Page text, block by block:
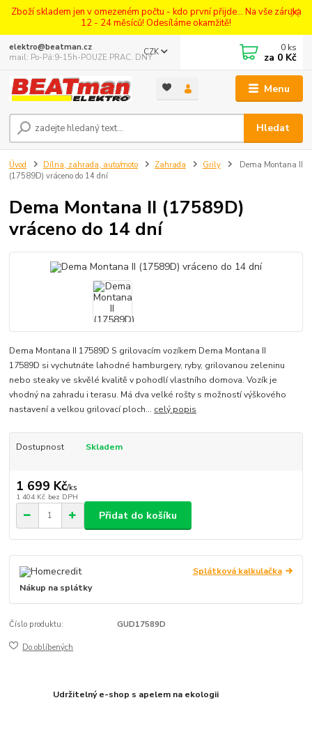
Zboží skladem jen v omezeném počtu - kdo první přijde... Na vše záruka
12 - 24 měsíců! Odesíláme okamžitě!
Menu
CZK
Hledat
elektro@beatman.cz
mail: Po-Pá:9-15h-POUZE PRAC. DNY
0 ks
za 0 Kč
Úvod Dílna, zahrada, auto/moto Zahrada Grily
Dema Montana II
(17589D) vráceno do 14 dní
Dema Montana II (17589D)
vráceno do 14 dní
Dema Montana II 17589D S grilovacím vozíkem Dema Montana II
17589D si vychutnáte lahodné hamburgery, ryby, grilovanou zeleninu
nebo steaky ve skvělé kvalitě v pohodlí vlastního domova. Vozík je
vhodný na zahradu i terasu. Má dva velké rošty s možností výškového
nastavení a velkou grilovací ploch... celý popis
Dostupnost Skladem
1 699 Kč/ks
1 404 Kč bez DPH
Přidat do košíku
Splátková kalkulačka
Nákup na splátky
Číslo produktu: GUD17589D
Do oblíbených
Udržitelný e-shop s apelem na ekologii